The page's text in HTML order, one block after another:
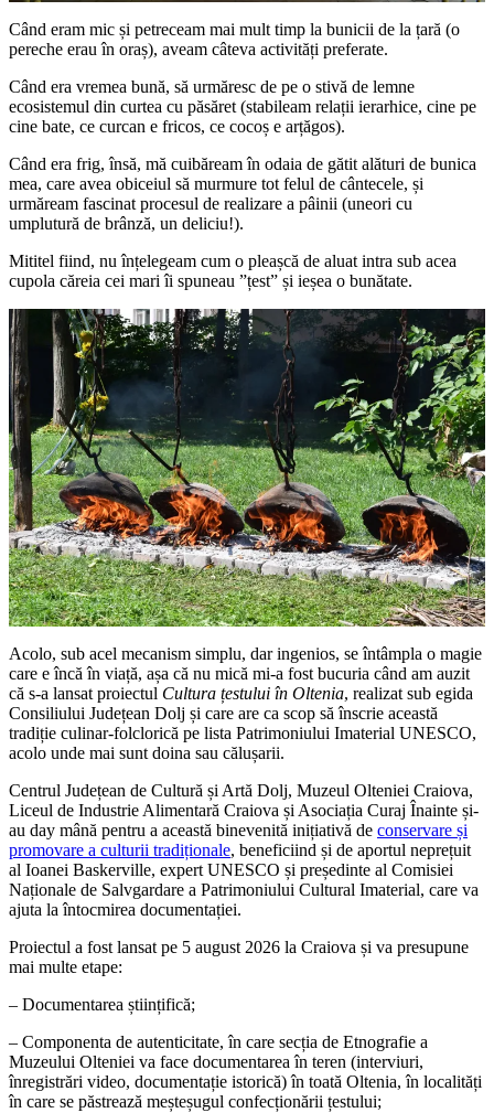
Când eram mic și petreceam mai mult timp la bunicii de la țară (o
pereche erau în oraș), aveam câteva activități preferate.
Când era vremea bună, să urmăresc de pe o stivă de lemne
ecosistemul din curtea cu păsăret (stabileam relații ierarhice, cine pe
cine bate, ce curcan e fricos, ce cocoș e arțăgos).
Când era frig, însă, mă cuibăream în odaia de gătit alături de bunica
mea, care avea obiceiul să murmure tot felul de cântecele, și
urmăream fascinat procesul de realizare a pâinii (uneori cu
umplutură de brânză, un deliciu!).
Mititel fiind, nu înțelegeam cum o pleașcă de aluat intra sub acea
cupola căreia cei mari îi spuneau ”țest” și ieșea o bunătate.
Acolo, sub acel mecanism simplu, dar ingenios, se întâmpla o magie
care e încă în viață, așa că nu mică mi-a fost bucuria când am auzit
că s-a lansat proiectul Cultura țestului în Oltenia, realizat sub egida
Consiliului Județean Dolj și care are ca scop să înscrie această
tradiție culinar-folclorică pe lista Patrimoniului Imaterial UNESCO,
acolo unde mai sunt doina sau călușarii.
Centrul Județean de Cultură și Artă Dolj, Muzeul Olteniei Craiova,
Liceul de Industrie Alimentară Craiova și Asociația Curaj Înainte și-
au day mână pentru a această binevenită inițiativă de conservare și
promovare a culturii tradiționale, beneficiind și de aportul neprețuit
al Ioanei Baskerville, expert UNESCO și președinte al Comisiei
Naționale de Salvgardare a Patrimoniului Cultural Imaterial, care va
ajuta la întocmirea documentației.
Proiectul a fost lansat pe 5 august 2026 la Craiova și va presupune
mai multe etape:
– Documentarea științifică;
– Componenta de autenticitate, în care secția de Etnografie a
Muzeului Olteniei va face documentarea în teren (interviuri,
înregistrări video, documentație istorică) în toată Oltenia, în localități
în care se păstrează meșteșugul confecționării țestului;